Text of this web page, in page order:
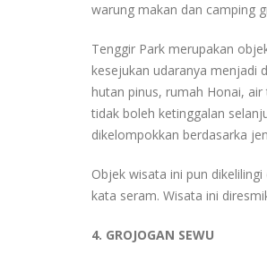
warung makan dan camping
Tenggir Park merupakan
kesejukan udaranya menjadi
hutan pinus, rumah Honai,
tidak boleh ketinggalan
dikelompokkan berdasarka
Objek wisata ini pun
kata seram. Wisata ini
4. GROJOGAN SEWU